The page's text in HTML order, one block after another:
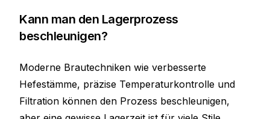
Kann man den Lagerprozess
beschleunigen?
Moderne Brautechniken wie verbesserte
Hefestämme, präzise Temperaturkontrolle und
Filtration können den Prozess beschleunigen,